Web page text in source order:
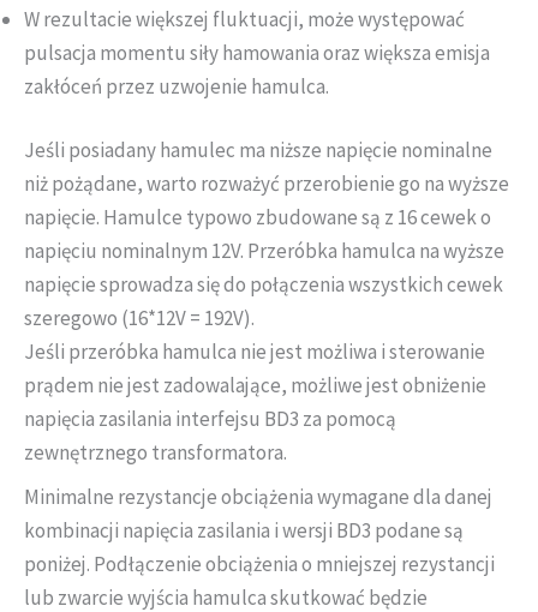
W rezultacie większej fluktuacji, może występować
pulsacja momentu siły hamowania oraz większa emisja
zakłóceń przez uzwojenie hamulca.
Jeśli posiadany hamulec ma niższe napięcie nominalne
niż pożądane, warto rozważyć przerobienie go na wyższe
napięcie. Hamulce typowo zbudowane są z 16 cewek o
napięciu nominalnym 12V. Przeróbka hamulca na wyższe
napięcie sprowadza się do połączenia wszystkich cewek
szeregowo (16*12V = 192V).
Jeśli przeróbka hamulca nie jest możliwa i sterowanie
prądem nie jest zadowalające, możliwe jest obniżenie
napięcia zasilania interfejsu BD3 za pomocą
zewnętrznego transformatora.
Minimalne rezystancje obciążenia wymagane dla danej
kombinacji napięcia zasilania i wersji BD3 podane są
poniżej. Podłączenie obciążenia o mniejszej rezystancji
lub zwarcie wyjścia hamulca skutkować będzie